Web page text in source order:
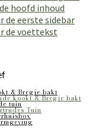
hoofd inhoud
de eerste sidebar
de voettekst
& Bregje bakt
kookt & Bregje bakt
tuin
Tuin